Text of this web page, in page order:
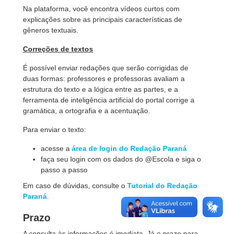
Na plataforma, você encontra vídeos curtos com
explicações sobre as principais características de
gêneros textuais.
Correções de textos
É possível enviar redações que serão corrigidas de
duas formas: professores e professoras avaliam a
estrutura do texto e a lógica entre as partes, e a
ferramenta de inteligência artificial do portal corrige a
gramática, a ortografia e a acentuação.
Para enviar o texto:
acesse a área de login do Redação Paraná
faça seu login com os dados do @Escola e siga o
passo a passo
Em caso de dúvidas, consulte o Tutorial do Redação
Paraná
Prazo